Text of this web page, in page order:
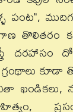
పంట",
తొలితరం
దరహాసం
ఖండికలు,